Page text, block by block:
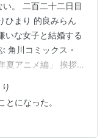
房）で連載中のマン
。 二百二十二日目
ひまり 的良みらん
いな女子と結婚する
角川コミックス・
夏アニメ編」 挨拶
。 税理士試験。 頑
2作品紹介しま
間ドラゴンエイジ
になった。